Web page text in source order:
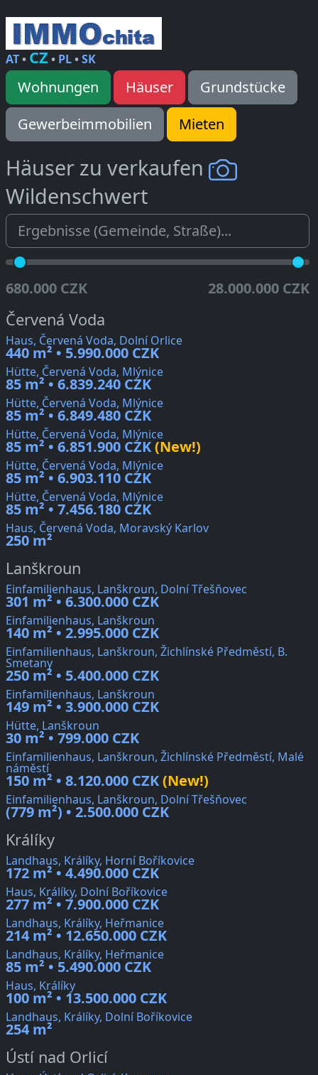
AT• CZ • PL•SK
Wohnungen Häuser
Grundstücke
Gewerbeimmobilien
Mieten
Häuser zu verkaufen
Wildenschwert
680.000 CZK 28.000.000 CZK
Červená Voda
Haus, Červená Voda, Dolní Orlice
440 m² • 5.990.000 CZK
Hütte, Červená Voda, Mlýnice
85 m² • 6.839.240 CZK
Hütte, Červená Voda, Mlýnice
85 m² • 6.849.480 CZK
Hütte, Červená Voda, Mlýnice
85 m² • 6.851.900 CZK(New!)
Hütte, Červená Voda, Mlýnice
85 m² • 6.903.110 CZK
Hütte, Červená Voda, Mlýnice
85 m² • 7.456.180 CZK
Haus, Červená Voda, Moravský Karlov
250 m²
Lanškroun
Einfamilienhaus, Lanškroun, Dolní Třešňovec
301 m² • 6.300.000 CZK
Einfamilienhaus, Lanškroun
140 m² • 2.995.000 CZK
Einfamilienhaus, Lanškroun, Žichlínské Předměstí, B.
Smetany
250 m² • 5.400.000 CZK
Einfamilienhaus, Lanškroun
149 m² • 3.900.000 CZK
Hütte, Lanškroun
30 m² • 799.000 CZK
Einfamilienhaus, Lanškroun, Žichlínské Předměstí, Malé
náměstí
150 m² • 8.120.000 CZK(New!)
Einfamilienhaus, Lanškroun, Dolní Třešňovec
(779 m²) • 2.500.000 CZK
Králíky
Landhaus, Králíky, Horní Boříkovice
172 m² • 4.490.000 CZK
Haus, Králíky, Dolní Boříkovice
277 m² • 7.900.000 CZK
Landhaus, Králíky, Heřmanice
214 m² • 12.650.000 CZK
Landhaus, Králíky, Heřmanice
85 m² • 5.490.000 CZK
Haus, Králíky
100 m² • 13.500.000 CZK
Landhaus, Králíky, Dolní Boříkovice
254 m²
Ústí nad Orlicí